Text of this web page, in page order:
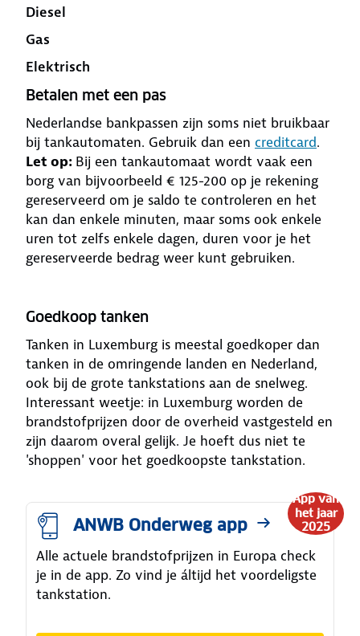
Diesel
Gas
Elektrisch
Betalen met een pas
Nederlandse bankpassen zijn soms niet bruikbaar
bij tankautomaten. Gebruik dan een creditcard.
Let op: Bij een tankautomaat wordt vaak een
borg van bijvoorbeeld € 125-200 op je rekening
gereserveerd om je saldo te controleren en het
kan dan enkele minuten, maar soms ook enkele
uren tot zelfs enkele dagen, duren voor je het
gereserveerde bedrag weer kunt gebruiken.
Goedkoop tanken
Tanken in Luxemburg is meestal goedkoper dan
tanken in de omringende landen en Nederland,
ook bij de grote tankstations aan de snelweg.
Interessant weetje: in Luxemburg worden de
brandstofprijzen door de overheid vastgesteld en
zijn daarom overal gelijk. Je hoeft dus niet te
'shoppen' voor het goedkoopste tankstation.
App van
het jaar
2025
ANWB Onderweg app
Alle actuele brandstofprijzen in Europa check
je in de app. Zo vind je áltijd het voordeligste
tankstation.